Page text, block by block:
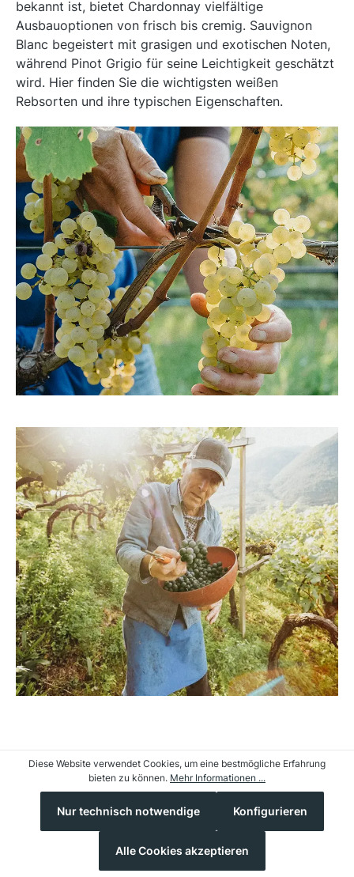
bekannt ist, bietet Chardonnay vielfältige
Ausbauoptionen von frisch bis cremig. Sauvignon
Blanc begeistert mit grasigen und exotischen Noten,
während Pinot Grigio für seine Leichtigkeit geschätzt
wird. Hier finden Sie die wichtigsten weißen
Rebsorten und ihre typischen Eigenschaften.
Diese Website verwendet Cookies, um eine bestmögliche Erfahrung
bieten zu können. Mehr Informationen ...
Nur technisch notwendige Konfigurieren
Alle Cookies akzeptieren